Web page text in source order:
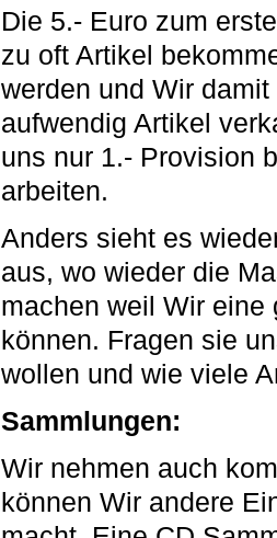
Die 5.- Euro zum
zu oft Artikel
werden und Wir
aufwendig Artikel
uns nur 1.- Provision
arbeiten.
Anders sieht es
aus, wo wieder die
machen weil Wir
können. Fragen sie
wollen und wie viele
Sammlungen:
Wir nehmen auch
können Wir andere